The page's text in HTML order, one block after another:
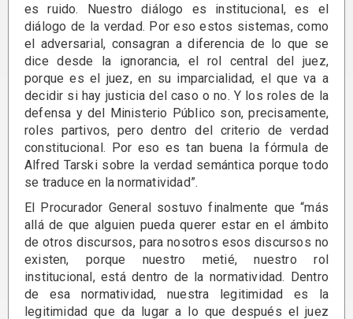
es ruido. Nuestro diálogo es institucional, es el
diálogo de la verdad. Por eso estos sistemas, como
el adversarial, consagran a diferencia de lo que se
dice desde la ignorancia, el rol central del juez,
porque es el juez, en su imparcialidad, el que va a
decidir si hay justicia del caso o no. Y los roles de la
defensa y del Ministerio Público son, precisamente,
roles partivos, pero dentro del criterio de verdad
constitucional. Por eso es tan buena la fórmula de
Alfred Tarski sobre la verdad semántica porque todo
se traduce en la normatividad”.
El Procurador General sostuvo finalmente que “más
allá de que alguien pueda querer estar en el ámbito
de otros discursos, para nosotros esos discursos no
existen, porque nuestro metié, nuestro rol
institucional, está dentro de la normatividad. Dentro
de esa normatividad, nuestra legitimidad es la
legitimidad que da lugar a lo que después el juez